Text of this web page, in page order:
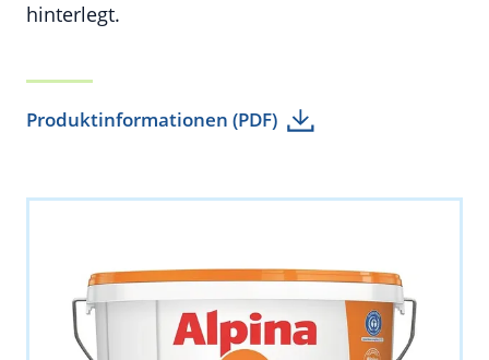
hinterlegt.
Produktinformationen (PDF)